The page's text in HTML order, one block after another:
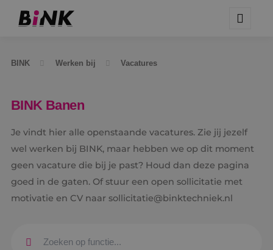
BINK Werken bij Vacatures
BINK Banen
Je vindt hier alle openstaande vacatures. Zie jij jezelf
wel werken bij BINK, maar hebben we op dit moment
geen vacature die bij je past? Houd dan deze pagina
goed in de gaten. Of stuur een open sollicitatie met
motivatie en CV naar sollicitatie@binktechniek.nl